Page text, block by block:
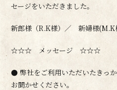
セージをいただきました。
新郎様（R.K様）／ 新婦様(M.K
☆☆☆ メッセージ ☆☆☆
● 弊社をご利用いただいたきっ
お聞かせください。